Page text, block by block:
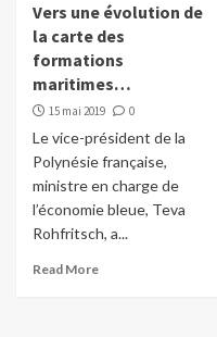
Vers une évolution de
la carte des
formations
maritimes…
15 mai 2019 0
Le vice-président de la
Polynésie française,
ministre en charge de
l’économie bleue, Teva
Rohfritsch, a...
Read More